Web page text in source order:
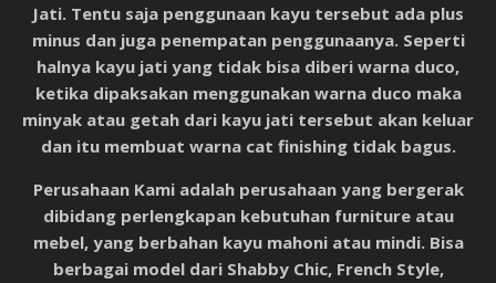
Jati. Tentu saja penggunaan kayu tersebut ada plus
minus dan juga penempatan penggunaanya. Seperti
halnya kayu jati yang tidak bisa diberi warna duco,
ketika dipaksakan menggunakan warna duco maka
minyak atau getah dari kayu jati tersebut akan keluar
dan itu membuat warna cat finishing tidak bagus.
Perusahaan Kami adalah perusahaan yang bergerak
dibidang perlengkapan kebutuhan furniture atau
mebel, yang berbahan kayu mahoni atau mindi. Bisa
berbagai model dari Shabby Chic, French Style,